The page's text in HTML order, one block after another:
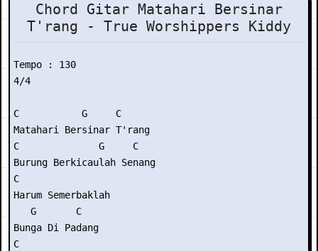
Chord Gitar Matahari Bersinar
T'rang - True Worshippers Kiddy
Tempo : 130
4/4
C           G     C
Matahari Bersinar T'rang
C              G     C
Burung Berkicaulah Senang
C
Harum Semerbaklah
   G       C
Bunga Di Padang
C